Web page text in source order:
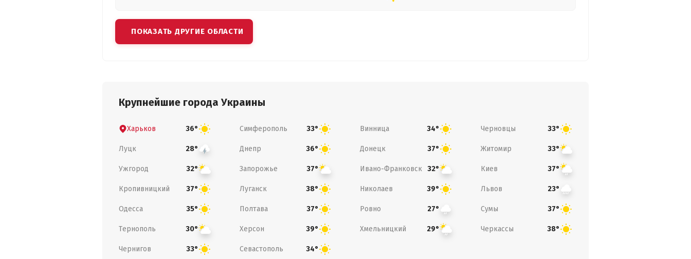
ПОКАЗАТЬ ДРУГИЕ ОБЛАСТИ
Крупнейшие города Украины
Харьков 36° Симферополь 33° Винница 34° Черновцы 33°
Луцк 28° Днепр 36° Донецк 37° Житомир 33°
Ужгород 32° Запорожье 37° Ивано-Франковск 32° Киев 37°
Кропивницкий 37° Луганск 38° Николаев 39° Львов 23°
Одесса 35° Полтава 37° Ровно 27° Сумы 37°
Тернополь 30° Херсон 39° Хмельницкий 29° Черкассы 38°
Чернигов 33° Севастополь 34°